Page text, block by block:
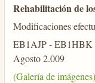
Rehabilitación de
Modificaciones
EB1AJP - EB1HBK
Agosto 2.009
(Galería de imágenes)